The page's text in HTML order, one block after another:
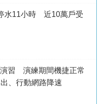
水11小時 近10萬戶受
習 演練期間機捷正常
、行動網路降速